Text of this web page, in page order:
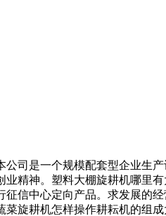
是一个规模配套型企业生
精神。塑料大棚旋耕机哪里
信中心定向产品。求发展的
旋耕机怎样操作耕耘机的组